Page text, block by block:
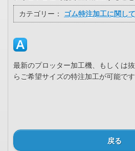
カテゴリー： ゴム特注加工に関して
最新のプロッター加工機、もしくは
らご希望サイズの特注加工が可能です
戻る